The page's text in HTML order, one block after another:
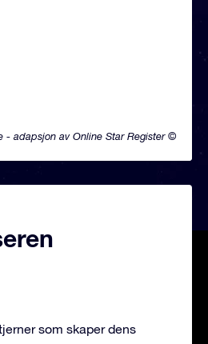
- adapsjon av Online Star Register ©
som skaper dens